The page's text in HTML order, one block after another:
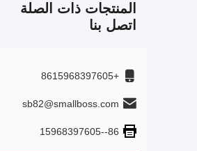
المنتجات ذات الصلة
اتصل بنا
+8615968397605
sb82@smallboss.com
86--15968397605